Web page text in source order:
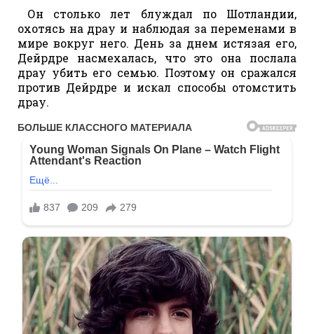
Он столько лет блуждал по Шотландии,
охотясь на драу и наблюдая за переменами в
мире вокруг него. День за днем истязая его,
Дейрдре насмехалась, что это она послала
драу убить его семью. Поэтому он сражался
против Дейрдре и искал способы отомстить
драу.